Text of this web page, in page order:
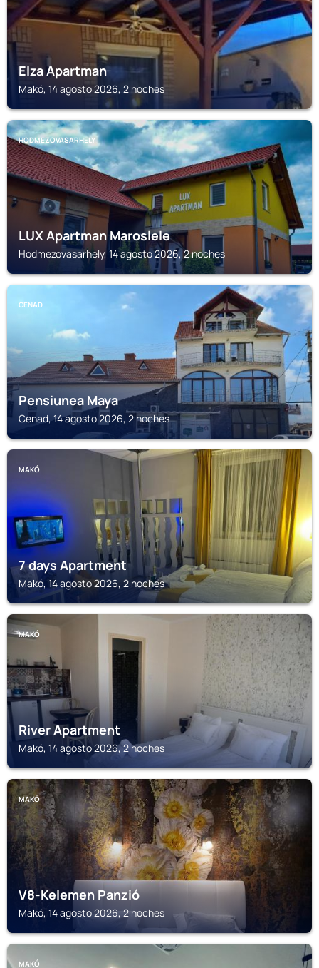
Elza Apartman
Makó, 14 agosto 2026, 2 noches
HODMEZOVASARHELY
LUX Apartman Maroslele
Hodmezovasarhely, 14 agosto 2026, 2 noches
CENAD
Pensiunea Maya
Cenad, 14 agosto 2026, 2 noches
MAKÓ
7 days Apartment
Makó, 14 agosto 2026, 2 noches
MAKÓ
River Apartment
Makó, 14 agosto 2026, 2 noches
MAKÓ
V8-Kelemen Panzió
Makó, 14 agosto 2026, 2 noches
MAKÓ